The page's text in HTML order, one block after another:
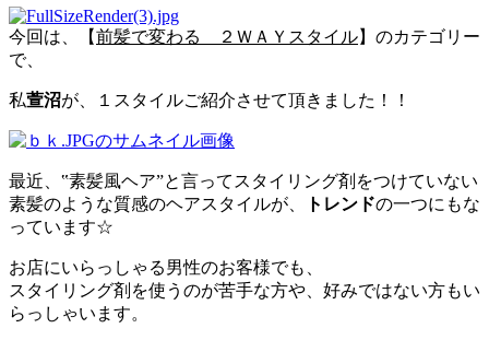
今回は、【前髪で変わる ２ＷＡＹスタイル】のカテゴリー
で、
私萱沼が、１スタイルご紹介させて頂きました！！
最近、‟素髪風ヘア”と言ってスタイリング剤をつけていない
素髪のような質感のヘアスタイルが、
トレンドの一つにもな
っています☆
お店にいらっしゃる男性のお客様でも、
スタイリング剤を使うのが苦手な方や、好みではない方もい
らっしゃいます。